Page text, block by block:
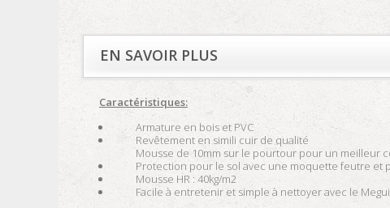
EN SAVOIR PLUS
Caractéristiques:
Armature en bois et PVC
Revêtement en simili cuir de qualité
Mousse de 10mm sur le pourtour pour un meilleur
Protection pour le sol avec une moquette feutre et
Mousse HR : 40kg/m2
Facile à entretenir et simple à nettoyer avec le